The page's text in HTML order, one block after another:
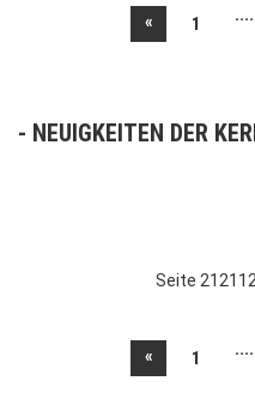
« 1 ....
NEUIGKEITEN DER
Seite
« 1 ....